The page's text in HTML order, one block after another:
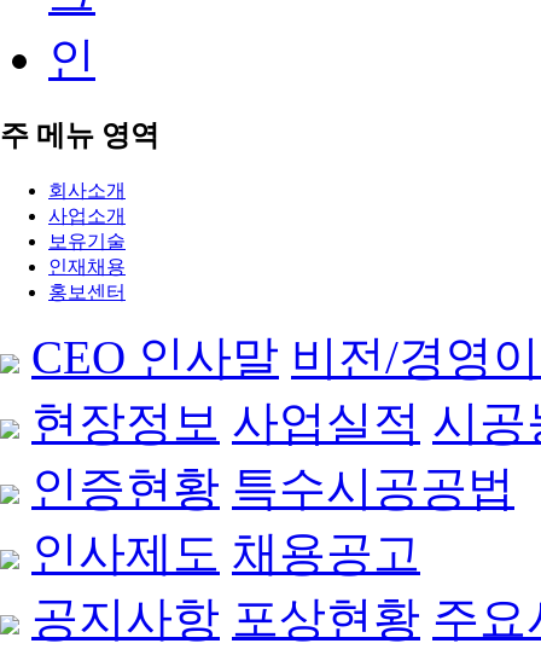
주 메뉴 영역
회사소개
사업소개
보유기술
인재채용
홍보센터
CEO 인사말 비전/경영
현장정보 사업실적 시공
인증현황 특수시공공법
인사제도 채용공고
공지사항 포상현황 주요